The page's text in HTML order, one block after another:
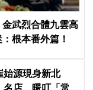
金武烈合體九雲高
根本番外篇！
始源現身新北
名店、暖叮「常